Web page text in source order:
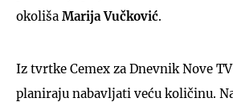
okoliša Marija Vučković.
Iz tvrtke Cemex za Dnevnik Nove
planiraju nabavljati veću količinu.